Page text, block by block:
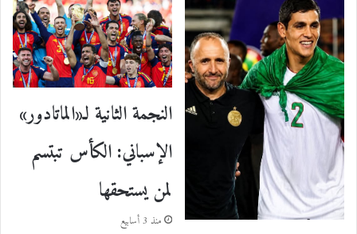
النجمة الثانية لـ«الماتادور»
الإسباني: الكأس تبتسم
لمن يستحقها
منذ 3 أسابيع